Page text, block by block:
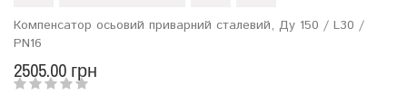
Компенсатор осьовий приварний сталевий, Ду 150 / L30 /
PN16
2505.00 грн